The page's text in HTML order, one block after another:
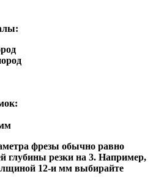
фрезы обычно равно
глубины резки на 3. Например,
12-и мм выбирайте